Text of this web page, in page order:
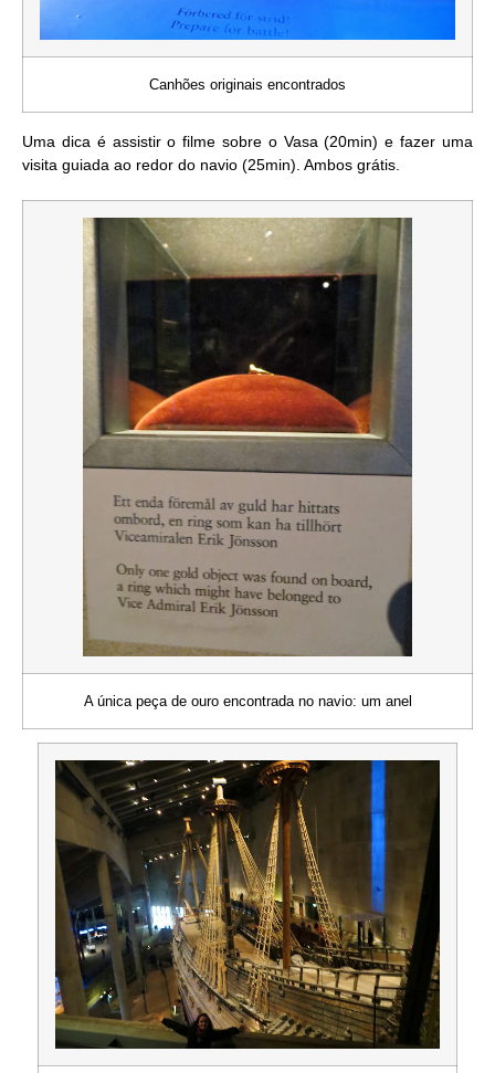
Canhões originais encontrados
Uma dica é assistir o filme sobre o Vasa (20min) e fazer uma
visita guiada ao redor do navio (25min). Ambos grátis.
A única peça de ouro encontrada no navio: um anel